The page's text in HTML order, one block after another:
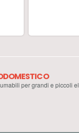
per grandi e piccoli